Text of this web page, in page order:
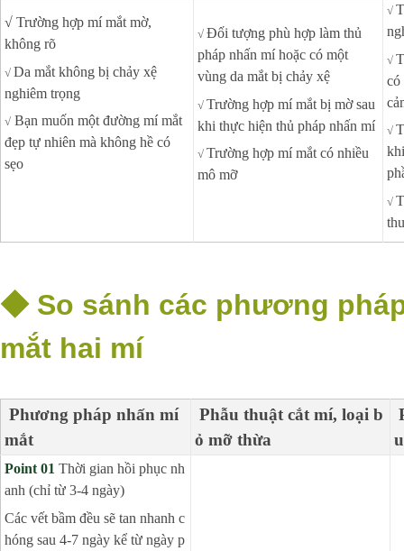
√ Trường hợp mí mắt mờ,
không rõ
√ Da mắt không bị chảy xệ
nghiêm trọng
√ Bạn muốn một đường mí mắt
đẹp tự nhiên mà không hề có
sẹo
√ Đối tượng phù hợp làm thủ
pháp nhấn mí hoặc có một
vùng da mắt bị chảy xệ
√ Trường hợp mí mắt bị mờ sau
khi thực hiện thủ pháp nhấn mí
√ Trường hợp mí mắt có nhiều
mô mỡ
√
√
có
√
√
◆ So sánh các phương
mắt hai mí
Phương pháp nhấn mí
mắt
Phẫu thuật cắt mí, loại b
ỏ mỡ thừa
Point 01 Thời gian hồi phục nh
anh (chỉ từ 3-4 ngày)
Các vết bầm đều sẽ tan nhanh c
hóng sau 4-7 ngày kể từ ngày p